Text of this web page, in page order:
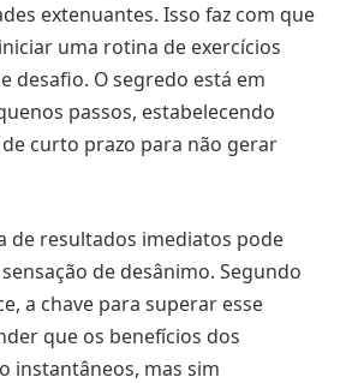
extenuantes. Isso faz com que
uma rotina de exercícios
desafio. O segredo está em
passos, estabelecendo
curto prazo para não gerar
de resultados imediatos pode
de desânimo. Segundo
a chave para superar esse
que os benefícios dos
instantâneos, mas sim